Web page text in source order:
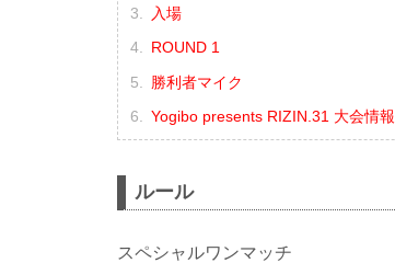
入場
ROUND 1
勝利者マイク
Yogibo presents RIZIN.31 大会情報
ルール
スペシャルワンマッチ